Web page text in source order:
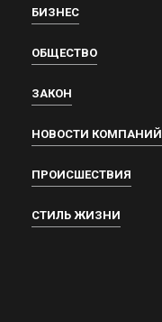
БИЗНЕС
ОБЩЕСТВО
ЗАКОН
НОВОСТИ КОМПАНИЙ
ПРОИСШЕСТВИЯ
СТИЛЬ ЖИЗНИ